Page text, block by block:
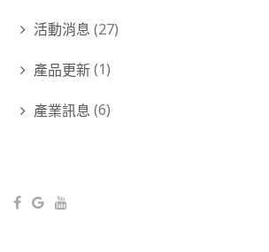
活動消息 (27)
產品更新(1)
產業訊息 (6)